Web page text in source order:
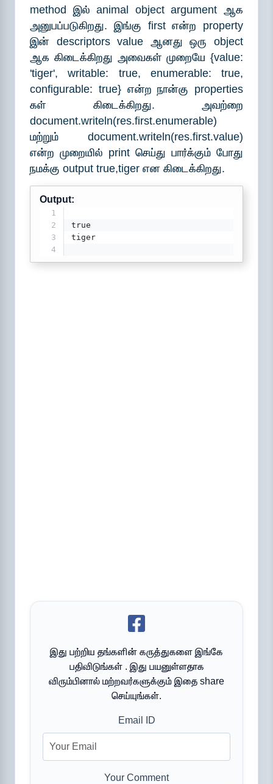
method இல் animal object argument ஆக
அனுபப்படுகிறது. இங்கு first என்ற property
இன் descriptors value ஆனது ஒரு object
ஆக கிடைக்கிறது அவைகள் முறையே {value:
'tiger', writable: true, enumerable: true,
configurable: true} என்ற நான்கு properties
கள் கிடைக்கிறது. அவற்றை
document.writeln(res.first.enumerable)
மற்றும் document.writeln(res.first.value)
என்ற முறையில் print செய்து பார்க்கும் போது
நமக்கு output true,tiger என கிடைக்கிறது.
Output:
1
2
true
3
tiger
4
இது பற்றிய தங்களின் கருத்துகளை இங்கே
பதிவிடுங்கள் . இது பயனுள்ளதாக
விரும்பினால் மற்றவர்களுக்கும் இதை share
செய்யுங்கள்.
Email ID
Your Comment